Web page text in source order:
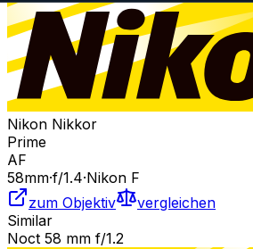
Nikon Nikkor
Prime
AF
58mm·f/1.4·Nikon F
zum Objektiv
vergleichen
Similar
Noct 58 mm f/1.2